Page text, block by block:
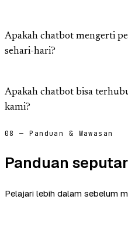
Apakah chatbot mengerti
sehari-hari?
Apakah chatbot bisa
kami?
08 — Panduan & Wawasan
Panduan
Pelajari lebih dalam sebelum